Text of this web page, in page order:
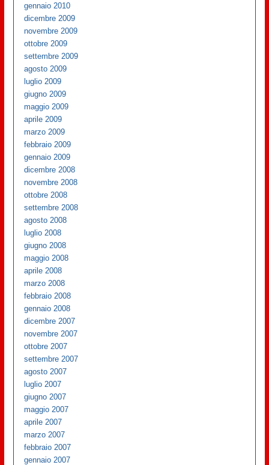
gennaio 2010
dicembre 2009
novembre 2009
ottobre 2009
settembre 2009
agosto 2009
luglio 2009
giugno 2009
maggio 2009
aprile 2009
marzo 2009
febbraio 2009
gennaio 2009
dicembre 2008
novembre 2008
ottobre 2008
settembre 2008
agosto 2008
luglio 2008
giugno 2008
maggio 2008
aprile 2008
marzo 2008
febbraio 2008
gennaio 2008
dicembre 2007
novembre 2007
ottobre 2007
settembre 2007
agosto 2007
luglio 2007
giugno 2007
maggio 2007
aprile 2007
marzo 2007
febbraio 2007
gennaio 2007